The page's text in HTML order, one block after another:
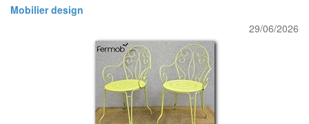
Mobilier design
29/06/2026